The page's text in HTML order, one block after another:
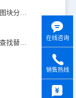
CAD看图软件中如何分解图块？CAD图块分解详解！
浩辰CAD看图王：超实用的CAD文字查找替换技巧分享！
在线咨询
销售热线